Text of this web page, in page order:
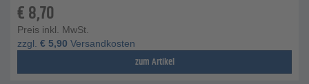
€8,70
Preis inkl. MwSt.
zzgl. € 5,90 Versandkosten
zum Artikel